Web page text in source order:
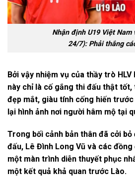
Nhận định U19 Việt Nam vs
24/7): Phải thắng
Bởi vậy nhiệm vụ của thầy trò HLV
này chỉ là cố gắng thi đấu thật
đẹp mắt, giàu tính cống hiến
lại hình ảnh nơi người hâm mộ tại
Trong bối cảnh bản thân đã cởi
đấu, Lê Đình Long Vũ và các
một màn trình diễn thuyết phục
một kết quả khả quan trước Lào.